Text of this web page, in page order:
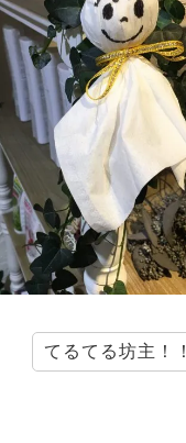
てるてる坊主！！